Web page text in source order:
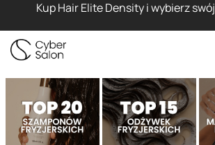
Kup Hair Elite Density i wybierz
Strona główna - Cyber Salon